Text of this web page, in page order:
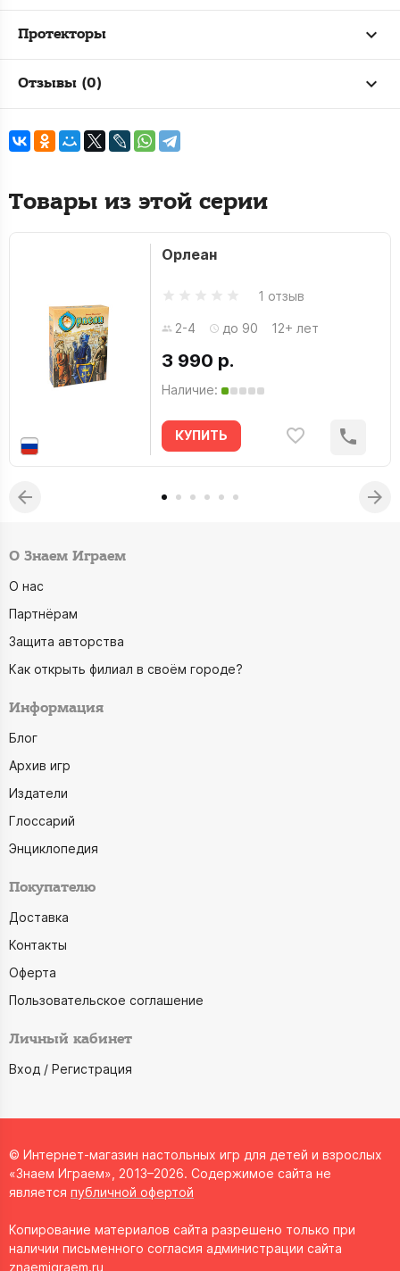
Протекторы
Отзывы (0)
Товары из этой серии
Орлеан
1 отзыв
2-4 до 90 12+ лет
3 990 р.
Наличие:
КУПИТЬ
О Знаем Играем
О нас
Партнёрам
Защита авторства
Как открыть филиал в своём городе?
Информация
Блог
Архив игр
Издатели
Глоссарий
Энциклопедия
Покупателю
Доставка
Контакты
Оферта
Пользовательское соглашение
Личный кабинет
Вход / Регистрация
© Интернет-магазин настольных игр для детей и взрослых
«Знаем Играем», 2013–2026. Содержимое сайта не
является публичной офертой
Копирование материалов сайта разрешено только при
наличии письменного согласия администрации сайта
znaemigraem.ru